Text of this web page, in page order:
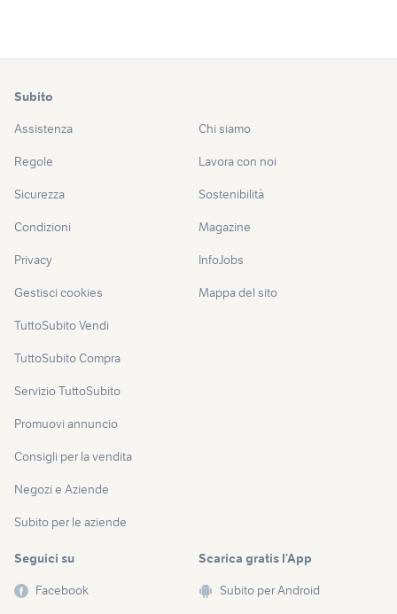
Subito
Assistenza
Regole
Sicurezza
Condizioni
Privacy
Gestisci cookies
TuttoSubito Vendi
TuttoSubito Compra
Servizio TuttoSubito
Promuovi annuncio
Consigli per la vendita
Negozi e Aziende
Subito per le aziende
Chi siamo
Lavora con noi
Sostenibilità
Magazine
InfoJobs
Mappa del sito
Seguici su
Facebook
Scarica gratis l’App
Subito per Android